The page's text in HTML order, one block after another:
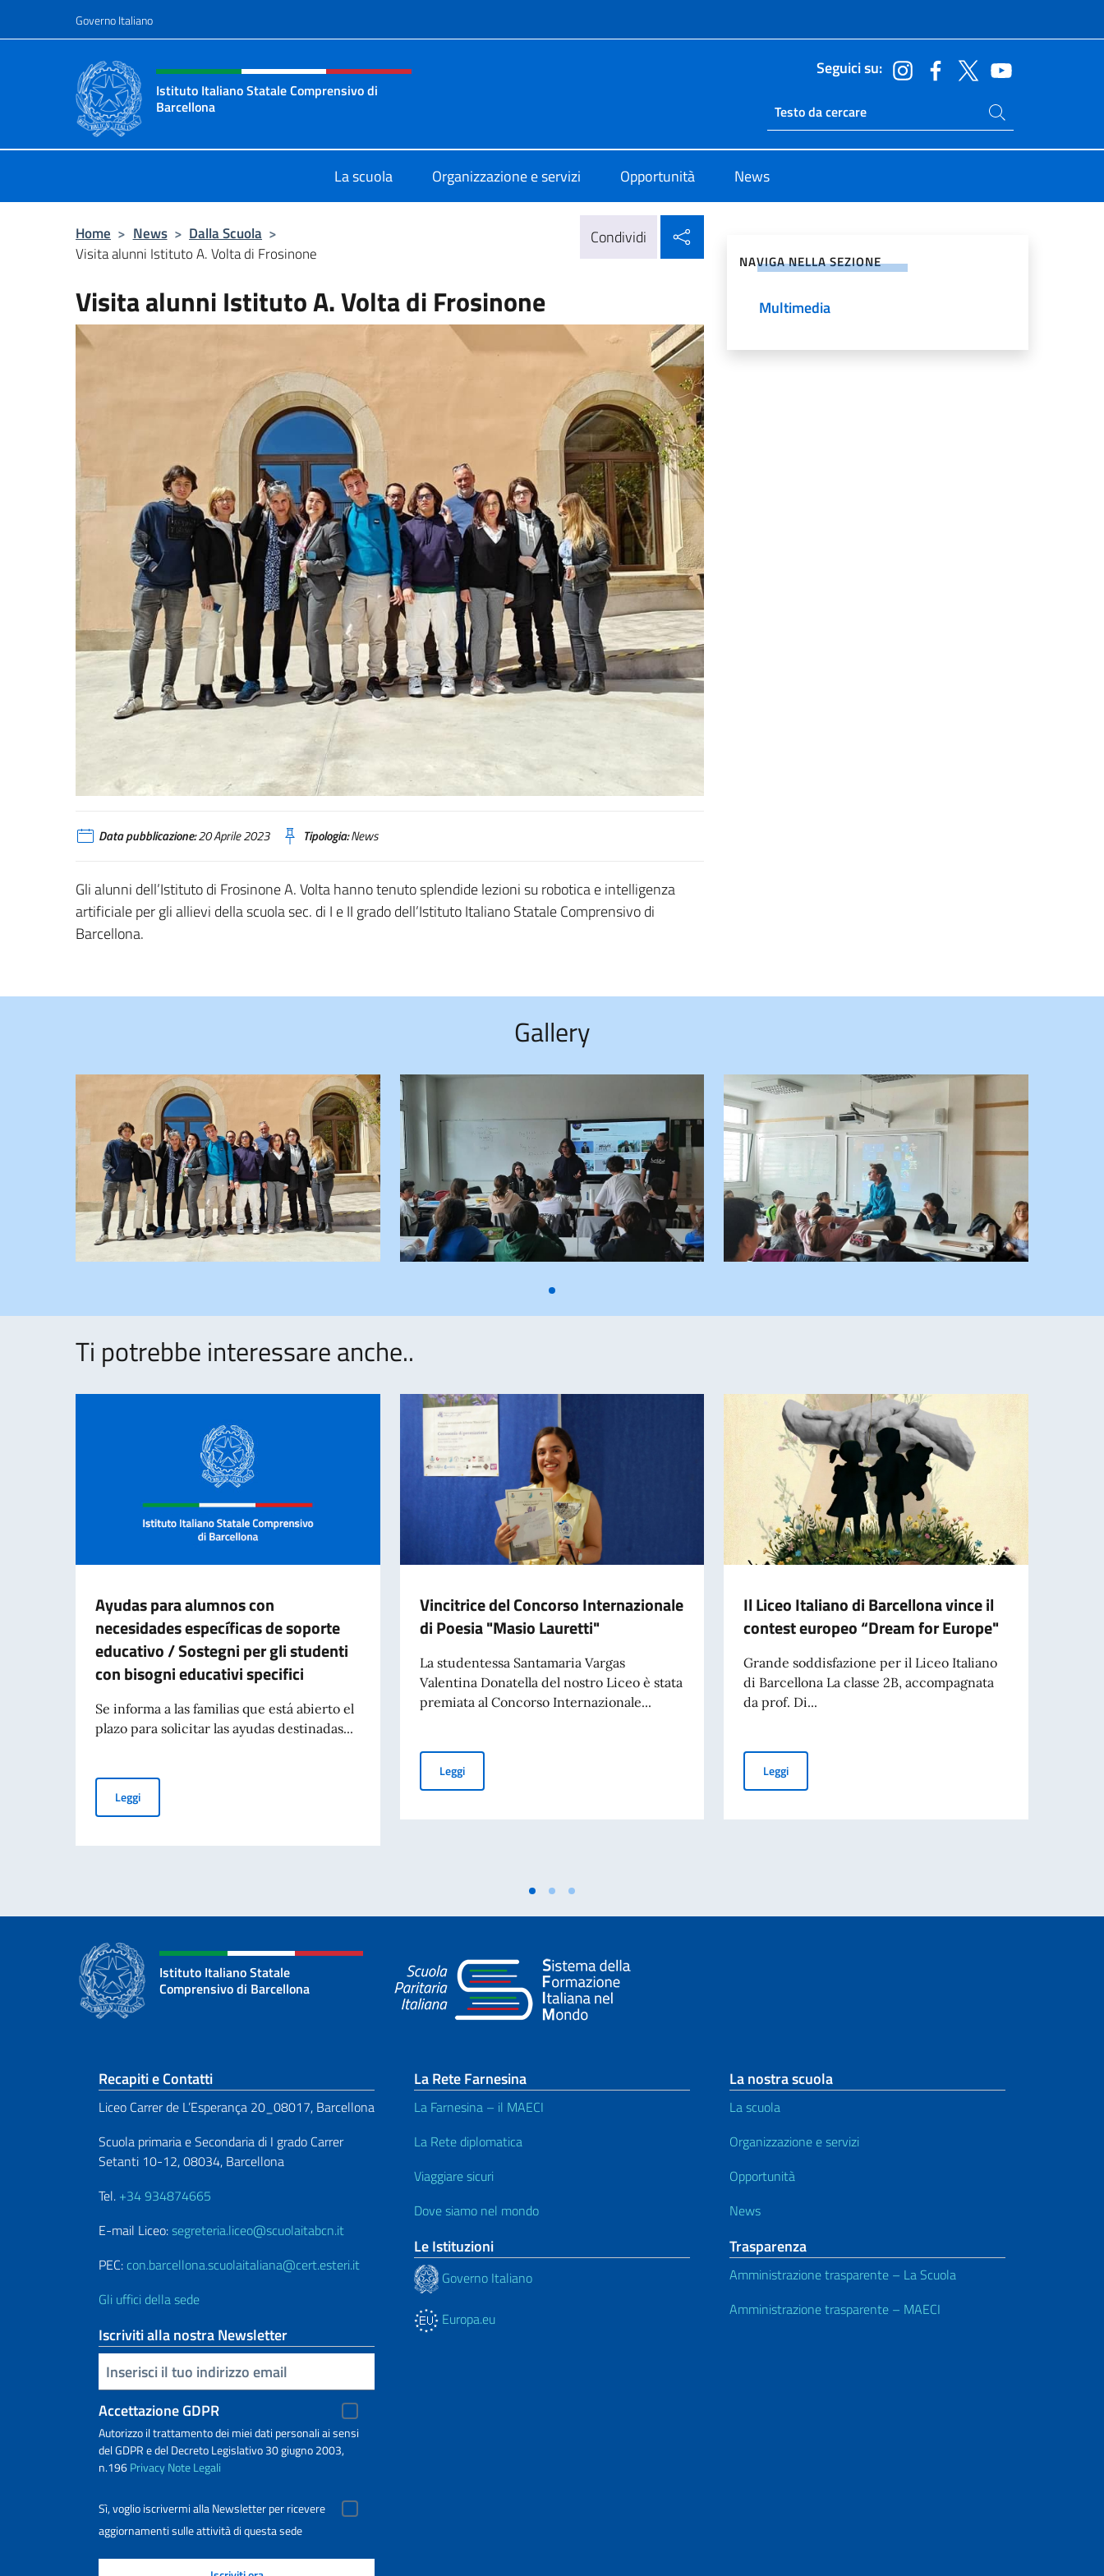
Governo Italiano
Intestazione sito, social e menù
Istituto Italiano Statale Comprensivo di
Barcellona
Seguici su:
Ricerca sito live
Cerca nel sito
La scuola Organizzazione e servizi Opportunità News
Home > News > Dalla Scuola >
Visita alunni Istituto A. Volta di Frosinone
Condividi
Visita alunni Istituto A. Volta di Frosinone
Data pubblicazione:20 Aprile 2023 Tipologia:News
Gli alunni dell’Istituto di Frosinone A. Volta hanno tenuto splendide lezioni su robotica e intelligenza
artificiale per gli allievi della scuola sec. di I e II grado dell’Istituto Italiano Statale Comprensivo di
Barcellona.
NAVIGA NELLA SEZIONE
Multimedia
Gallery
Ti potrebbe interessare anche..
Ayudas para alumnos con
necesidades específicas de soporte
educativo / Sostegni per gli studenti
con bisogni educativi specifici
Se informa a las familias que está abierto el
plazo para solicitar las ayudas destinadas...
LeggiAyudas para alumnos con necesidades específicas de soporte educativo / Sostegni per gli studenti con bisogni educativi specifici
Vincitrice del Concorso Internazionale
di Poesia "Masio Lauretti"
La studentessa Santamaria Vargas
Valentina Donatella del nostro Liceo è stata
premiata al Concorso Internazionale...
LeggiVincitrice del Concorso Internazionale di Poesia "Masio Lauretti"
Il Liceo Italiano di Barcellona vince il
contest europeo “Dream for Europe"
Grande soddisfazione per il Liceo Italiano
di Barcellona La classe 2B, accompagnata
da prof. Di...
LeggiIl Liceo Italiano di Barcellona vince il contest europeo “Dream
Istituto Italiano Statale
Comprensivo di Barcellona
Sezione footer
Recapiti e Contatti
Liceo Carrer de L’Esperança 20_08017, Barcellona
Scuola primaria e Secondaria di I grado Carrer
Setanti 10-12, 08034, Barcellona
Tel. +34 934874665
E-mail Liceo:segreteria.liceo@scuolaitabcn.it
PEC: con.barcellona.scuolaitaliana@cert.esteri.it
Gli uffici della sede
Iscriviti alla nostra Newsletter
Inserisci la tua email
Accettazione GDPR
Autorizzo il trattamento dei miei dati personali ai sensi
del GDPR e del Decreto Legislativo 30 giugno 2003,
n.196PrivacyNote Legali
Sì, voglio iscrivermi alla Newsletter per ricevere
aggiornamenti sulle attività di questa sede
La Rete Farnesina
La Farnesina – il MAECI
La Rete diplomatica
Viaggiare sicuri
Dove siamo nel mondo
Le Istituzioni
Governo Italiano
Europa.eu
La nostra scuola
La scuola
Organizzazione e servizi
Opportunità
News
Trasparenza
Amministrazione trasparente – La Scuola
Amministrazione trasparente – MAECI